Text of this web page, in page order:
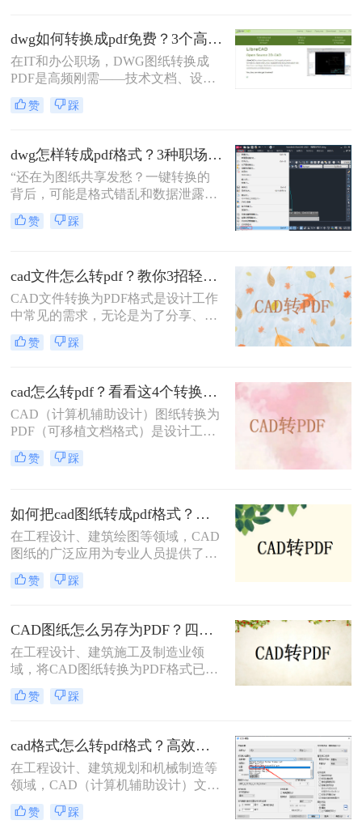
防篡改的刚性需求。
dwg如何转换成pdf免费？3个高效精准方法，职场人亲测无坑！
在IT和办公职场，DWG图纸转换成
PDF是高频刚需——技术文档、设计
稿、项目报告常需PDF格式分享或打
印。但市面上多数工具转换不精准
（需装软件、调参数），甚至收费陷
阱频出。作为深耕办公软件测评7年
的小编，我亲测了20+方案，排除
WPS、命令行、迅捷等工具，只聚焦
真正免费、有效、安全的路径。今天
分享3个方法，助你告别“转换焦虑”，
赞 踩
dwg怎样转成pdf格式？3种职场人必备的高效方法，最后一招绝了！
“还在为图纸共享发愁？一键转换的
背后，可能是格式错乱和数据泄露的
双重陷阱。” 作为从业多年的办公软
件测评博主，我见过太多人因选错转
赞 踩
cad文件怎么转pdf？教你3招轻松解决！
CAD文件转换为PDF格式是设计工作
中常见的需求，无论是为了分享、存
档还是打印，PDF格式都能提供高质
量的输出。那么CAD文件怎么转PDF
为PDF的方法。
赞 踩
cad怎么转pdf？看看这4个转换方法！
CAD（计算机辅助设计）图纸转换为
PDF（可移植文档格式）是设计工作
中常见的需求。PDF格式不仅具有良
好的兼容性和可读性，还能有效保护
图纸转换为PDF的高效方法。
赞 踩
如何把cad图纸转成pdf格式？这四种方法轻松转换！
在工程设计、建筑绘图等领域，CAD
图纸的广泛应用为专业人员提供了极
大的便利。然而，有时我们需要将
CAD图纸转换成PDF格式，以便在不
打印。PDF格式因其跨平台性、一致
性和不可编辑性等特点，成为了理想
的转换格式。那么如何把cad图纸转成
pdf格式呢？本文将介绍四种将CAD
图纸转换成PDF格式的实用方法。
赞 踩
CAD图纸怎么另存为PDF？四种简单实用的方法推荐
在工程设计、建筑施工及制造业领
域，将CAD图纸转换为PDF格式已成
为日常工作的标准流程。PDF格式凭
借跨平台兼容性强、文件体积适中、
优势，被广泛应用于图纸提交、客户
审阅、档案存档及移动设备查看等场
景。
赞 踩
cad格式怎么转pdf格式？高效的五大方法详解！
在工程设计、建筑规划和机械制造等
领域，CAD（计算机辅助设计）文件
是传递设计思想的核心载体。然而，
当需要向客户、评审方或非技术背景
赞 踩